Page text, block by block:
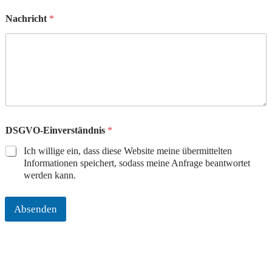
d
Nachricht *
DSGVO-Einverständnis *
Ich willige ein, dass diese Website meine übermittelten
Informationen speichert, sodass meine Anfrage beantwortet
werden kann.
Absenden